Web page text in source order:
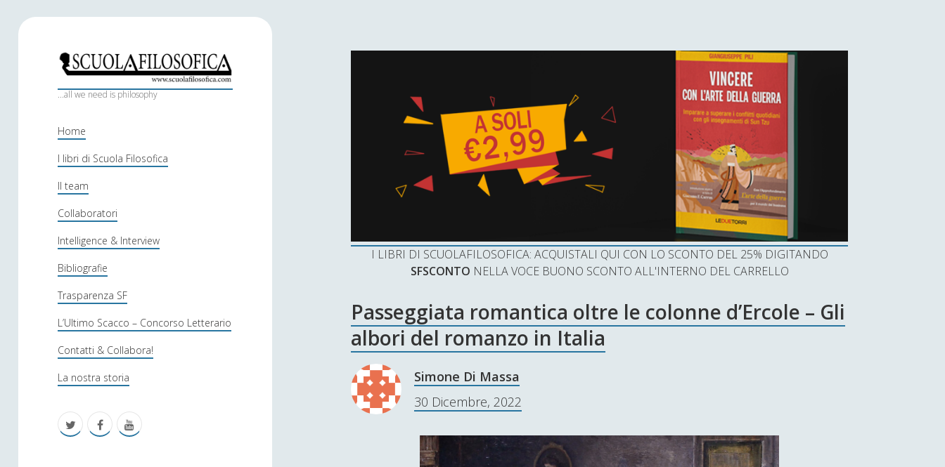
S
c
o
l
a
f
i
l
o
s
o
f
c
...all we need is philosophy
Home
I libri di Scuola Filosofica
Il team
Collaboratori
Intelligence & Interview
Bibliografie
Trasparenza SF
L’Ultimo Scacco – Concorso Letterario
Contatti & Collabora!
La nostra storia
f
I LIBRI DI SCUOLAFILOSOFICA: ACQUISTALI QUI CON LO SCONTO DEL 25% DIGITANDO
SFSCONTO NELLA VOCE BUONO SCONTO ALL'INTERNO DEL CARRELLO
Passeggiata romantica oltre le colonne d’Ercole – Gli
albori del romanzo in Italia
Simone Di Massa
30 Dicembre, 2022